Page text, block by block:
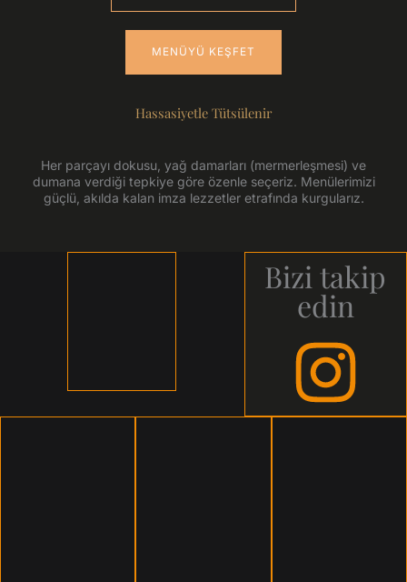
MENÜYÜ KEŞFET
Hassasiyetle Tütsülenir
Her parçayı dokusu, yağ damarları (mermerleşmesi) ve
dumana verdiği tepkiye göre özenle seçeriz. Menülerimizi
güçlü, akılda kalan imza lezzetler etrafında kurgularız.
Bizi takip
edin